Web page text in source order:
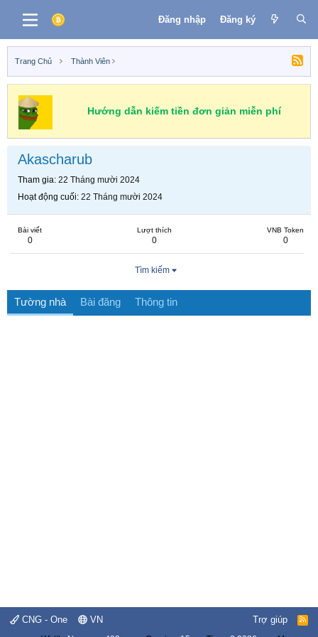
Đăng nhập Đăng ký
Trang Chủ Thành Viên
Hướng dẫn kiếm tiền đơn giản miễn phí
Akascharub
Tham gia 22 Tháng mười 2024
Hoạt động cuối 22 Tháng mười 2024
Bài viết
0
Lượt thích
0
VNB Token
0
Tìm kiếm
Tường nhà Bài đăng Thông tin
CNG - One VN Trợ giúp
R